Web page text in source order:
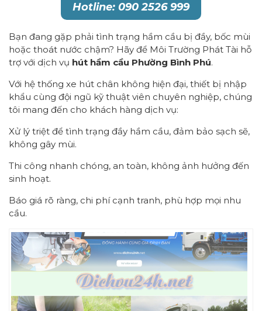
Hotline: 090 2526 999
Bạn đang gặp phải tình trạng hầm cầu bị đầy, bốc mùi
hoặc thoát nước chậm? Hãy để Môi Trường Phát Tài hỗ
trợ với dịch vụ hút hầm cầu Phường Bình Phú.
Với hệ thống xe hút chân không hiện đại, thiết bị nhập
khẩu cùng đội ngũ kỹ thuật viên chuyên nghiệp, chúng
tôi mang đến cho khách hàng dịch vụ:
Xử lý triệt để tình trạng đầy hầm cầu, đảm bảo sạch sẽ,
không gây mùi.
Thi công nhanh chóng, an toàn, không ảnh hưởng đến
sinh hoạt.
Báo giá rõ ràng, chi phí cạnh tranh, phù hợp mọi nhu
cầu.